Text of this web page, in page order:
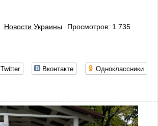
Новости Украины
Просмотров: 1 735
Twitter Вконтакте
Одноклассники